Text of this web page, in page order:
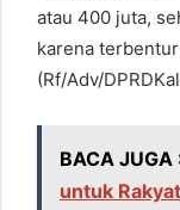
atau 400 juta,
karena
(Rf/Adv/
BACA JUGA
untuk